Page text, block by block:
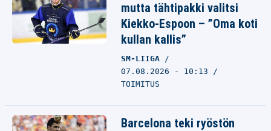
mutta tähtipakki valitsi
Kiekko-Espoon – ”Oma koti
kullan kallis”
SM-LIIGA
07.08.2026 - 10:13
TOIMITUS
Barcelona teki ryöstön